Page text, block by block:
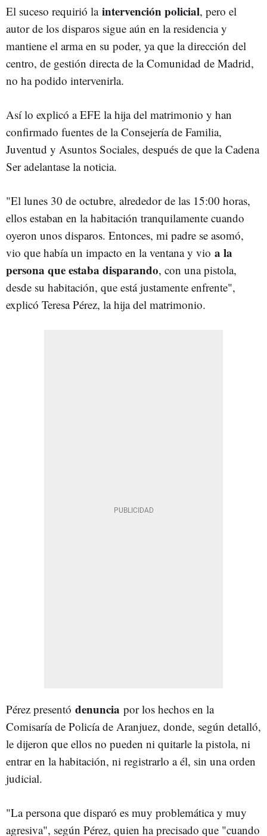
El suceso requirió la intervención policial, pero el
autor de los disparos sigue aún en la residencia y
mantiene el arma en su poder, ya que la dirección del
centro, de gestión directa de la Comunidad de Madrid,
no ha podido intervenirla.
Así lo explicó a EFE la hija del matrimonio y han
confirmado fuentes de la Consejería de Familia,
Juventud y Asuntos Sociales, después de que la Cadena
Ser adelantase la noticia.
"El lunes 30 de octubre, alrededor de las 15:00 horas,
ellos estaban en la habitación tranquilamente cuando
oyeron unos disparos. Entonces, mi padre se asomó,
vio que había un impacto en la ventana y vio a la
persona que estaba disparando, con una pistola,
desde su habitación, que está justamente enfrente",
explicó Teresa Pérez, la hija del matrimonio.
Pérez presentó denuncia por los hechos en la
Comisaría de Policía de Aranjuez, donde, según detalló,
le dijeron que ellos no pueden ni quitarle la pistola, ni
entrar en la habitación, ni registrarlo a él, sin una orden
judicial.
"La persona que disparó es muy problemática y muy
agresiva", según Pérez, quien ha precisado que "cuando